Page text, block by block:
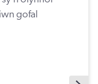
gofal